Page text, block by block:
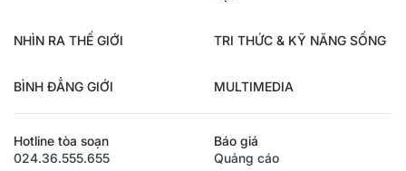
NHÌN RA THẾ GIỚI TRI THỨC & KỸ NĂNG SỐNG
BÌNH ĐẲNG GIỚI MULTIMEDIA
Hotline tòa soạn
024.36.555.655
Báo giá
Quảng cáo